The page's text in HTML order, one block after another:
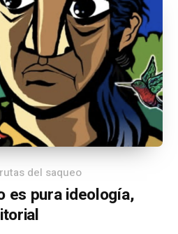
del saqueo
es pura ideología,